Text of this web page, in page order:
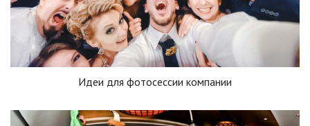
Идеи для фотосессии компании